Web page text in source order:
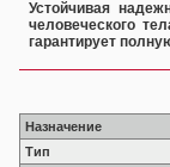
Устойчивая
человеческого
гарантирует
Назначение
Тип